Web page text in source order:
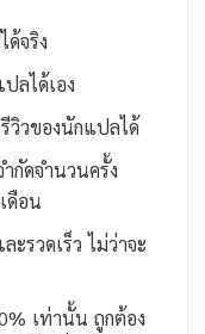
ด้จริง
ลได้เอง
วิวของนักแปลได้
กัดจำนวนครั้ง
ดือน
รวดเร็ว ไม่ว่าจะ
เท่านั้น ถูกต้อง